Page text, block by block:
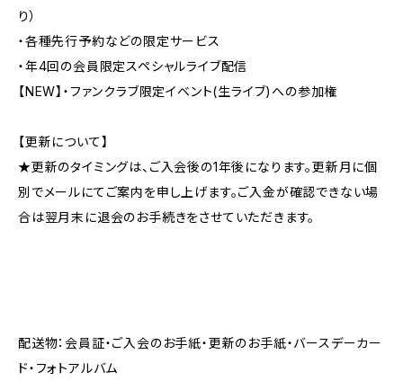
り）
・各種先行予約などの限定サービス
・年4回の会員限定スペシャルライブ配信
【NEW】・ファンクラブ限定イベント(生ライブ)への参加権
【更新について】
★更新のタイミングは、ご入会後の1年後になります。更新月に個
別でメールにてご案内を申し上げます。ご入金が確認できない場
合は翌月末に退会のお手続きをさせていただきます。
配送物：会員証・ご入会のお手紙・更新のお手紙・バースデーカー
ド・フォトアルバム